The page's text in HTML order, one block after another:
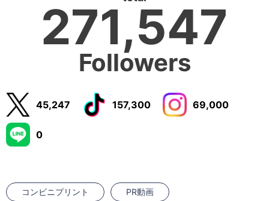
271,547
Followers
45,247 157,300 69,000
0
コンビニプリント PR動画